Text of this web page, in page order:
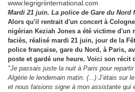
Mardi 21 juin. La police de Gare du Nord
Alors qu'il rentrait d'un concert à
nigérian Keziah Jones a été victime d'un
faciès, réalisé mardi 21 juin, jour de la
police française, gare du Nord, à Paris,
poste et gardé une heure. Voici son récit
"Je passais juste la nuit à Paris pour
Algérie le lendemain matin. (...) J’étais sur
et nous faisions signe à mon assistante qui